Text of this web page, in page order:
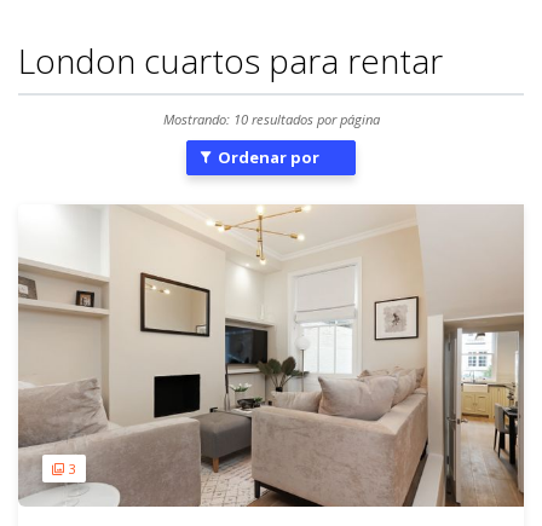
London cuartos para rentar
Mostrando: 10 resultados por página
Ordenar por
3